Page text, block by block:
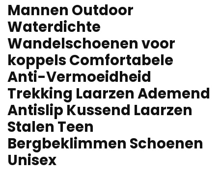
Mannen Outdoor
Waterdichte
Wandelschoenen voor
koppels Comfortabele
Anti-Vermoeidheid
Trekking Laarzen Ademend
Antislip Kussend Laarzen
Stalen Teen
Bergbeklimmen Schoenen
Unisex